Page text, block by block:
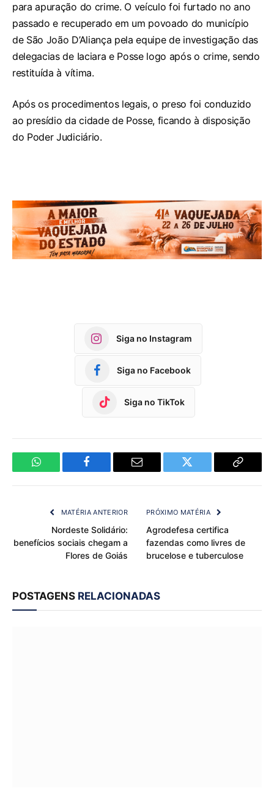
para apuração do crime. O veículo foi furtado no ano
passado e recuperado em um povoado do município
de São João D’Aliança pela equipe de investigação das
delegacias de Iaciara e Posse logo após o crime, sendo
restituída à vítima.
Após os procedimentos legais, o preso foi conduzido
ao presídio da cidade de Posse, ficando à disposição
do Poder Judiciário.
Siga no Instagram
Siga no Facebook
Siga no TikTok
WhatsApp Facebook Email Twitter
Copy
MATÉRIA ANTERIOR
Nordeste Solidário:
benefícios sociais chegam a
Flores de Goiás
PRÓXIMO MATÉRIA
Agrodefesa certifica
fazendas como livres de
brucelose e tuberculose
POSTAGENS RELACIONADAS